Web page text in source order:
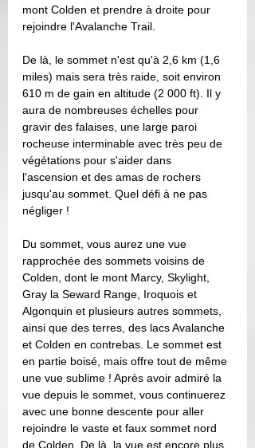
mont Colden et prendre à droite pour
rejoindre l'Avalanche Trail.
De là, le sommet n'est qu'à 2,6 km (1,6
miles) mais sera très raide, soit environ
610 m de gain en altitude (2 000 ft). Il y
aura de nombreuses échelles pour
gravir des falaises, une large paroi
rocheuse interminable avec très peu de
végétations pour s'aider dans
l'ascension et des amas de rochers
jusqu'au sommet. Quel défi à ne pas
négliger !
Du sommet, vous aurez une vue
rapprochée des sommets voisins de
Colden, dont le mont Marcy, Skylight,
Gray la Seward Range, Iroquois et
Algonquin et plusieurs autres sommets,
ainsi que des terres, des lacs Avalanche
et Colden en contrebas. Le sommet est
en partie boisé, mais offre tout de même
une vue sublime ! Après avoir admiré la
vue depuis le sommet, vous continuerez
avec une bonne descente pour aller
rejoindre le vaste et faux sommet nord
de Colden. De là, la vue est encore plus